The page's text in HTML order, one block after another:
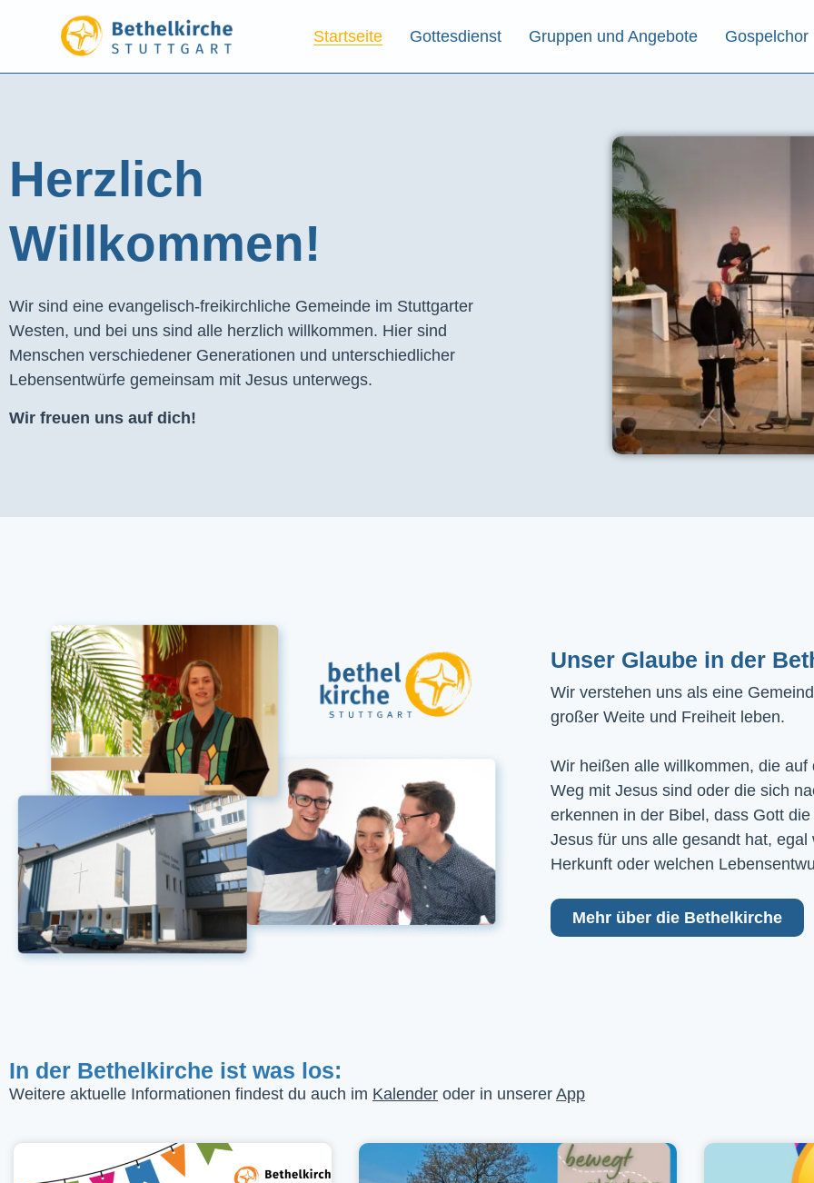
Startseite Gottesdienst Gruppen und Angebote Gospelchor
Herzlich
Willkommen!
Wir sind eine evangelisch-freikirchliche Gemeinde im Stuttgarter
Westen, und bei uns sind alle herzlich willkommen. Hier sind
Menschen verschiedener Generationen und unterschiedlicher
Lebensentwürfe gemeinsam mit Jesus unterwegs.
Wir freuen uns auf dich!
Unser Glaube in der
Wir verstehen uns als eine
großer Weite und Freiheit leben.
Wir heißen alle willkommen, die
Weg mit Jesus sind oder die sich
erkennen in der Bibel, dass Gott
Jesus für uns alle gesandt hat,
Herkunft oder welchen
Mehr über die Bethelkirche
In der Bethelkirche ist was los:
Weitere aktuelle Informationen findest du auch im Kalender oder in unserer App